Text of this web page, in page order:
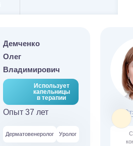
Демченко
Олег
Владимирович
Использует
капельницы
в терапии
Опыт 37 лет
Дерматовенеролог Уролог